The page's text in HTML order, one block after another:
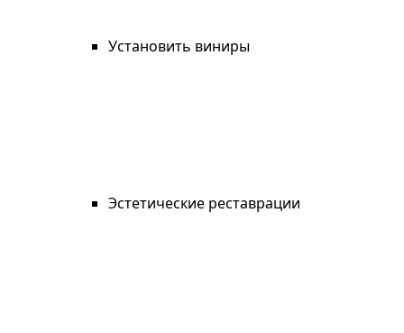
Установить виниры
Эстетические реставрации